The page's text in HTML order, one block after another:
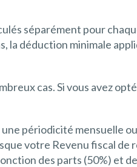
séparément pour
la déduction minimale
cas. Si vous avez
périodicité mensuelle ou
votre Revenu fiscal de
des parts (50%) et